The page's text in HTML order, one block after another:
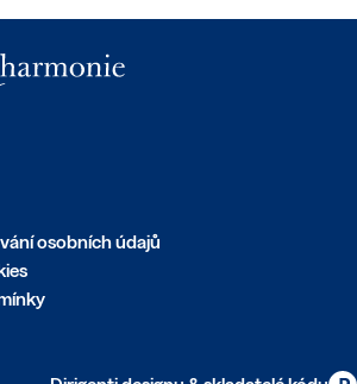
osobních údajů